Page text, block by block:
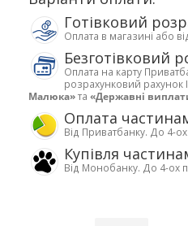
Готівковий
Оплата в магазині або
Безготівковий
Оплата на карту
розрахунковий рахунок
Малюка»та «Державні
Оплата
Від Приватбанку. До 4-ох
Купівля
Від Монобанку. До 4-ох